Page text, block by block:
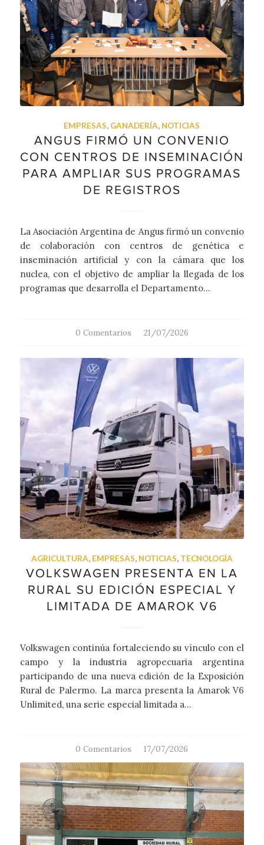
EMPRESAS, GANADERÍA, NOTICIAS
ANGUS FIRMÓ UN CONVENIO
CON CENTROS DE INSEMINACIÓN
PARA AMPLIAR SUS PROGRAMAS
DE REGISTROS
La Asociación Argentina de Angus firmó un convenio
de colaboración con centros de genética e
inseminación artificial y con la cámara que los
nuclea, con el objetivo de ampliar la llegada de los
programas que desarrolla el Departamento…
0 Comentarios
/ 21/07/2026
AGRICULTURA, EMPRESAS, NOTICIAS, TECNOLOGÍA
VOLKSWAGEN PRESENTA EN LA
RURAL SU EDICIÓN ESPECIAL Y
LIMITADA DE AMAROK V6
Volkswagen continúa fortaleciendo su vínculo con el
campo y la industria agropecuaria argentina
participando de una nueva edición de la Exposición
Rural de Palermo. La marca presenta la Amarok V6
Unlimited, una serie especial limitada a…
0 Comentarios
/ 17/07/2026